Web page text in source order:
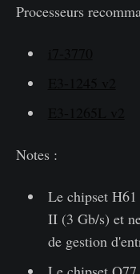
Processeurs
Notes :
Le chipset
II (3 Gb/s) et
de gestion